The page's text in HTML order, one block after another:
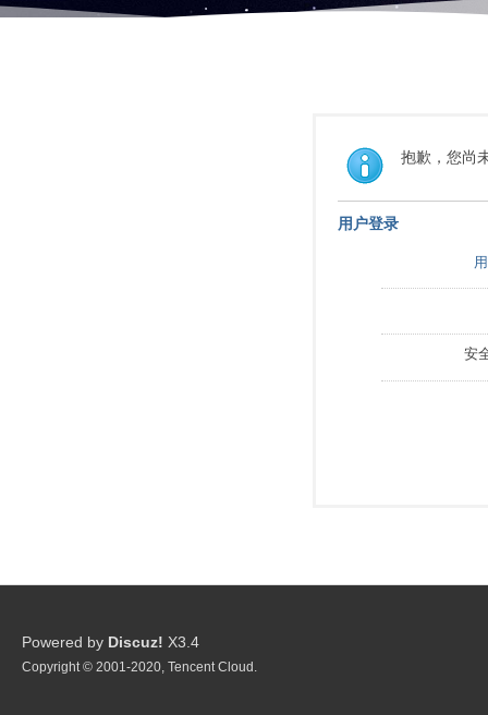
抱歉，您尚
用户登录
安
Powered by Discuz! X3.4
Copyright © 2001-2020, Tencent Cloud.